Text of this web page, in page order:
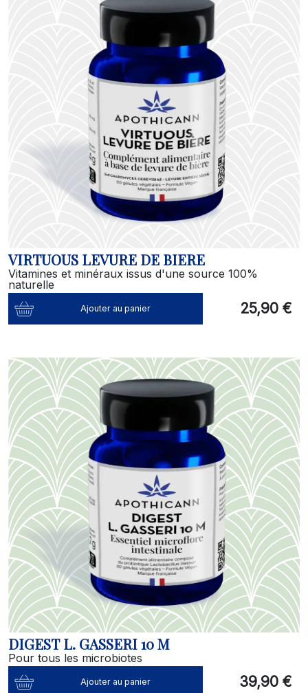
VIRTUOUS LEVURE DE BIERE
Vitamines et minéraux issus d'une source 100%
naturelle
Ajouter au panier 25,90 €
DIGEST L. GASSERI 10 M
Pour tous les microbiotes
Ajouter au panier 39,90 €